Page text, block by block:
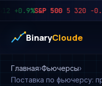
S&P 500 5 320 −0.4%
BinaryCloude
Главная Фьючерсы
Поставка по фьючерсу: